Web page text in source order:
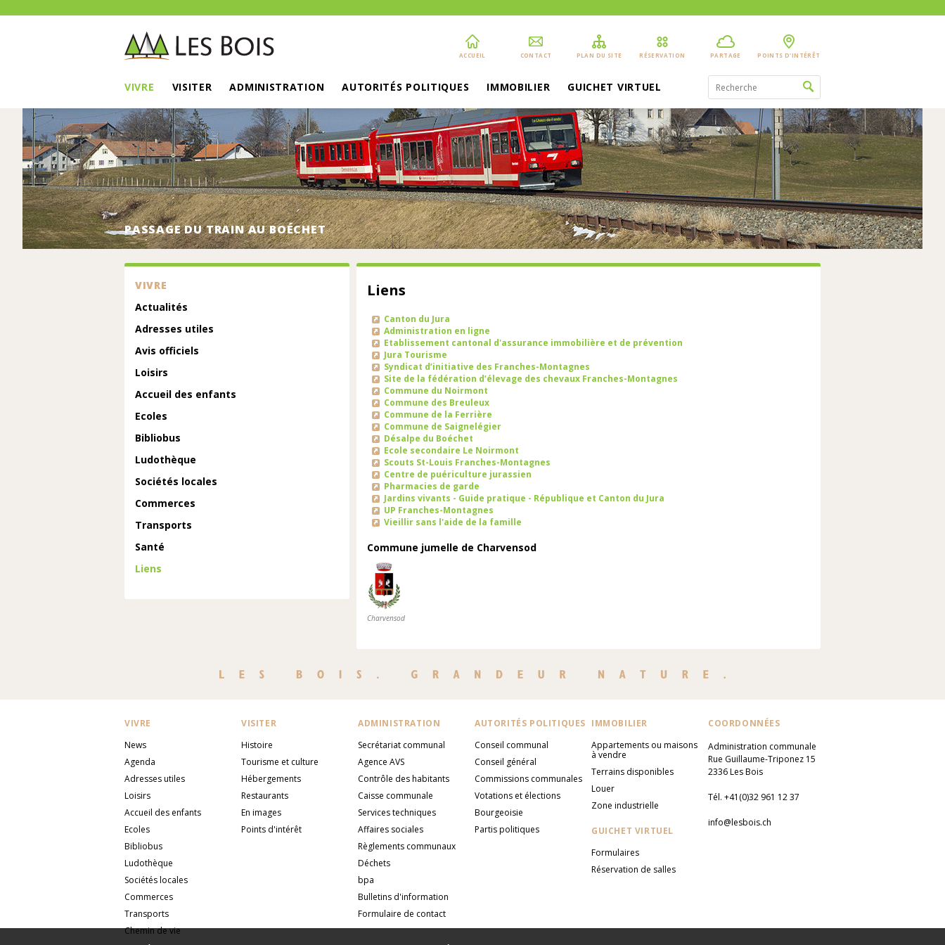
ACCUEIL CONTACT PLAN DU SITE RÉSERVATION PARTAGE POINTS D'INTÉRÊT
VIVRE VISITER ADMINISTRATION AUTORITÉS POLITIQUES IMMOBILIER GUICHET VIRTUEL
PASSAGE DU TRAIN AU BOÉCHET
VIVRE
Actualités
Adresses utiles
Avis officiels
Loisirs
Accueil des enfants
Ecoles
Bibliobus
Ludothèque
Sociétés locales
Commerces
Transports
Santé
Liens
Liens
Canton du Jura
Administration en ligne
Etablissement cantonal d'assurance immobilière et de prévention
Jura Tourisme
Syndicat d’initiative des Franches-Montagnes
Site de la fédération d’élevage des chevaux Franches-Montagnes
Commune du Noirmont
Commune des Breuleux
Commune de la Ferrière
Commune de Saignelégier
Désalpe du Boéchet
Ecole secondaire Le Noirmont
Scouts St-Louis Franches-Montagnes
Centre de puériculture jurassien
Pharmacies de garde
Jardins vivants - Guide pratique - République et Canton du Jura
UP Franches-Montagnes
Vieillir sans l'aide de la famille
Commune jumelle de Charvensod
Charvensod
VIVRE
News
Agenda
Adresses utiles
Loisirs
Accueil des enfants
Ecoles
Bibliobus
Ludothèque
Sociétés locales
Commerces
Transports
Chemin de vie
VISITER
Histoire
Tourisme et culture
Hébergements
Restaurants
En images
Points d'intérêt
ADMINISTRATION
Secrétariat communal
Agence AVS
Contrôle des habitants
Caisse communale
Services techniques
Affaires sociales
Règlements communaux
Déchets
bpa
Bulletins d'information
Formulaire de contact
AUTORITÉS POLITIQUES
Conseil communal
Conseil général
Commissions communales
Votations et élections
Bourgeoisie
Partis politiques
IMMOBILIER
Appartements ou maisons
à vendre
Terrains disponibles
Louer
Zone industrielle
GUICHET VIRTUEL
Formulaires
Réservation de salles
COORDONNÉES
Administration communale
Rue Guillaume-Triponez 15
2336 Les Bois
Tél. +41(0)32 961 12 37
info@lesbois.ch